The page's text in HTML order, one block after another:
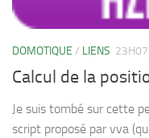
DOMOTIQUE / LIENS 23H07
Calcul de la
Je suis tombé sur cette
script proposé par vva